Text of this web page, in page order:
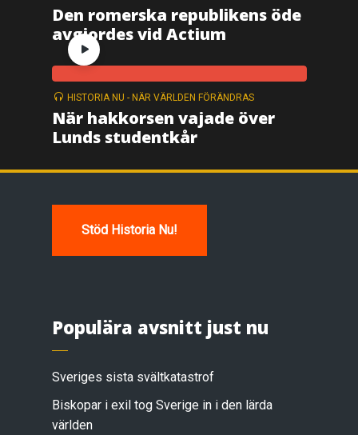
Den romerska republikens öde
avgjordes vid Actium
HISTORIA NU - NÄR VÄRLDEN FÖRÄNDRAS
När hakkorsen vajade över
Lunds studentkår
Stöd Historia Nu!
Populära avsnitt just nu
Sveriges sista svältkatastrof
Biskopar i exil tog Sverige in i den lärda
världen